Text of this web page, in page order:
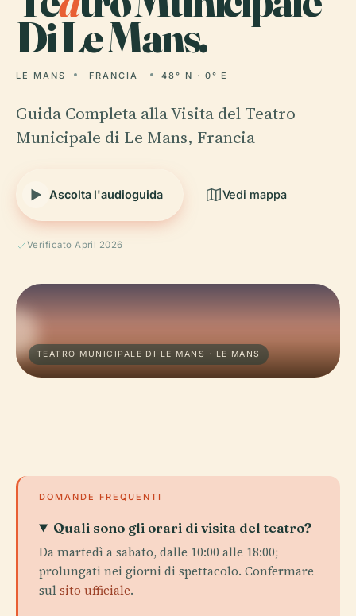
Di Le Mans.
LE MANS FRANCIA 48° N · 0° E
Guida Completa alla Visita del Teatro
Municipale di Le Mans, Francia
Ascolta l'audioguida Vedi mappa
Verificato April 2026
TEATRO MUNICIPALE DI LE MANS · LE MANS
DOMANDE FREQUENTI
Quali sono gli orari di visita del teatro?
Da martedì a sabato, dalle 10:00 alle 18:00;
prolungati nei giorni di spettacolo. Confermare
sulsito ufficiale.